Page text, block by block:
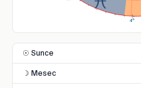
4°
☉ Sunce
☽ Mesec